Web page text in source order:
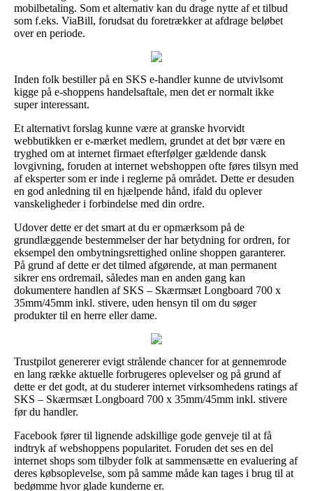
mobilbetaling. Som et alternativ kan du drage nytte af et tilbud
som f.eks. ViaBill, forudsat du foretrækker at afdrage beløbet
over en periode.
Inden folk bestiller på en SKS e-handler kunne de utvivlsomt
kigge på e-shoppens handelsaftale, men det er normalt ikke
super interessant.
Et alternativt forslag kunne være at granske hvorvidt
webbutikken er e-mærket medlem, grundet at det bør være en
tryghed om at internet firmaet efterfølger gældende dansk
lovgivning, foruden at internet webshoppen ofte føres tilsyn med
af eksperter som er inde i reglerne på området. Dette er desuden
en god anledning til en hjælpende hånd, ifald du oplever
vanskeligheder i forbindelse med din ordre.
Udover dette er det smart at du er opmærksom på de
grundlæggende bestemmelser der har betydning for ordren, for
eksempel den ombytningsrettighed online shoppen garanterer.
På grund af dette er det tilmed afgørende, at man permanent
sikrer ens ordremail, således man en anden gang kan
dokumentere handlen af SKS – Skærmsæt Longboard 700 x
35mm/45mm inkl. stivere, uden hensyn til om du søger
produkter til en herre eller dame.
Trustpilot genererer evigt strålende chancer for at gennemrode
en lang række aktuelle forbrugeres oplevelser og på grund af
dette er det godt, at du studerer internet virksomhedens ratings af
SKS – Skærmsæt Longboard 700 x 35mm/45mm inkl. stivere
før du handler.
Facebook fører til lignende adskillige gode genveje til at få
indtryk af webshoppens popularitet. Foruden det ses en del
internet shops som tilbyder folk at sammensætte en evaluering af
deres købsoplevelse, som på samme måde kan tages i brug til at
bedømme hvor glade kunderne er.